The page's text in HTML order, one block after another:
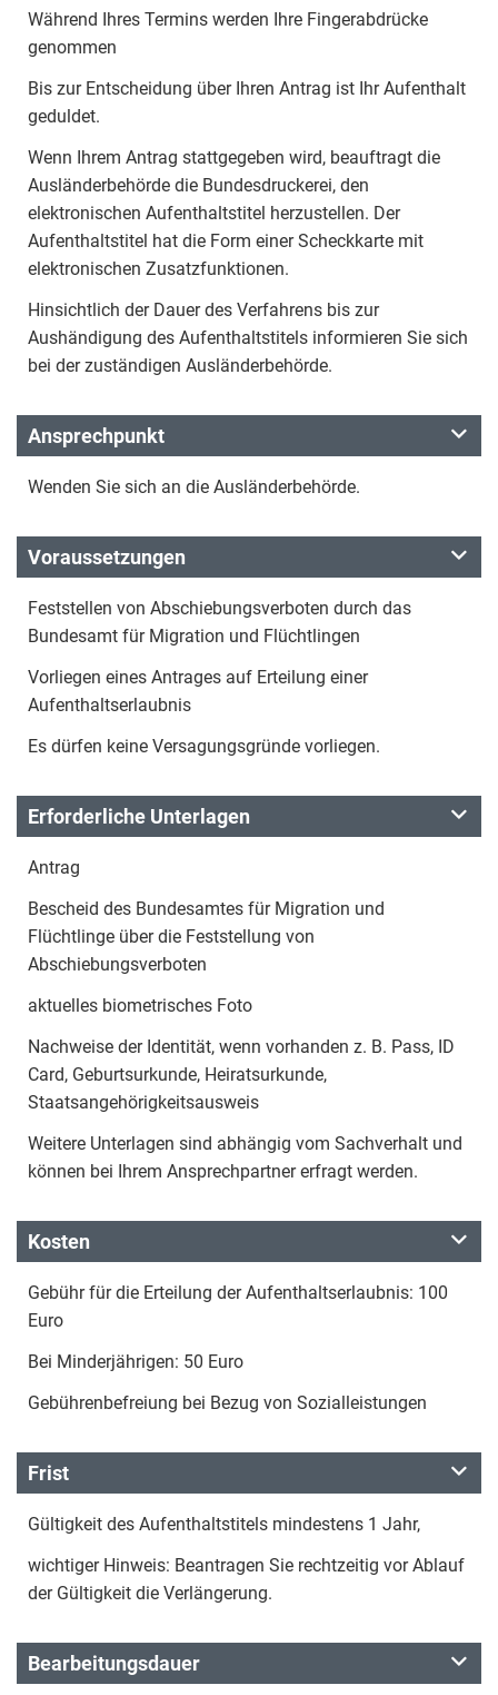
Während Ihres Termins werden Ihre Fingerabdrücke
genommen
Bis zur Entscheidung über Ihren Antrag ist Ihr Aufenthalt
geduldet.
Wenn Ihrem Antrag stattgegeben wird, beauftragt die
Ausländerbehörde die Bundesdruckerei, den
elektronischen Aufenthaltstitel herzustellen. Der
Aufenthaltstitel hat die Form einer Scheckkarte mit
elektronischen Zusatzfunktionen.
Hinsichtlich der Dauer des Verfahrens bis zur
Aushändigung des Aufenthaltstitels informieren Sie sich
bei der zuständigen Ausländerbehörde.
Ansprechpunkt
Wenden Sie sich an die Ausländerbehörde.
Voraussetzungen
Feststellen von Abschiebungsverboten durch das
Bundesamt für Migration und Flüchtlingen
Vorliegen eines Antrages auf Erteilung einer
Aufenthaltserlaubnis
Es dürfen keine Versagungsgründe vorliegen.
Erforderliche Unterlagen
Antrag
Bescheid des Bundesamtes für Migration und
Flüchtlinge über die Feststellung von
Abschiebungsverboten
aktuelles biometrisches Foto
Nachweise der Identität, wenn vorhanden z. B. Pass, ID
Card, Geburtsurkunde, Heiratsurkunde,
Staatsangehörigkeitsausweis
Weitere Unterlagen sind abhängig vom Sachverhalt und
können bei Ihrem Ansprechpartner erfragt werden.
Kosten
Gebühr für die Erteilung der Aufenthaltserlaubnis: 100
Euro
Bei Minderjährigen: 50 Euro
Gebührenbefreiung bei Bezug von Sozialleistungen
Frist
Gültigkeit des Aufenthaltstitels mindestens 1 Jahr,
wichtiger Hinweis: Beantragen Sie rechtzeitig vor Ablauf
der Gültigkeit die Verlängerung.
Bearbeitungsdauer